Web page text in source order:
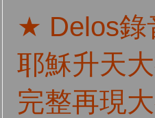
★ Delos錄
耶穌升天
完整再現